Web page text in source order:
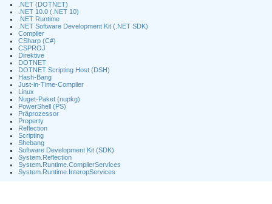
.NET (DOTNET)
.NET 10.0 (.NET 10)
.NET Runtime
.NET Software Development Kit (.NET SDK)
Compiler
CSharp (C#)
CSPROJ
Direktive
DOTNET
DOTNET Scripting Host (DSH)
Hash-Bang
Just-in-Time-Compiler
Linux
Nuget-Paket (nupkg)
PowerShell (PS)
Präprozessor
Property
Reflection
Scripting
Shebang
Software Development Kit (SDK)
System.Reflection
System.Runtime.CompilerServices
System.Runtime.InteropServices